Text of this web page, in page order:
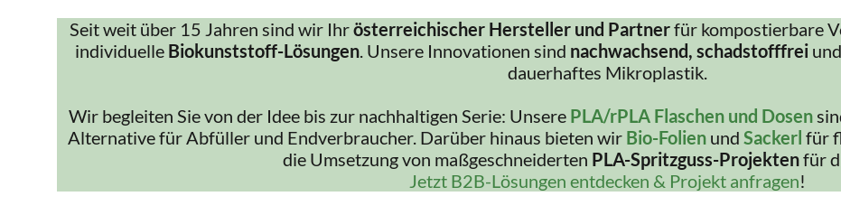
Seit weit über 15 Jahren sind wir Ihrösterreichischer Hersteller und Partnerfür kompostierbare
individuelle Biokunststoff-Lösungen. Unsere Innovationen sind nachwachsend, schadstofffreiund
dauerhaftes Mikroplastik.
Wir begleiten Sie von der Idee bis zur nachhaltigen Serie: Unsere PLA/rPLA Flaschen und Dosen
Alternative für Abfüller und Endverbraucher. Darüber hinaus bieten wir Bio-Folien und Sackerl für
die Umsetzung von maßgeschneiderten PLA-Spritzguss-Projektenfür
Jetzt B2B-Lösungen entdecken & Projekt anfragen!